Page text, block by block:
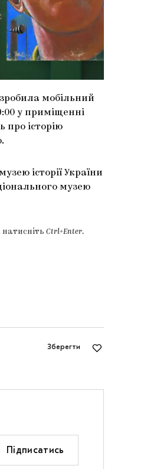
мобільний
у приміщенні
про історію
історії України
музею
Ctrl+Enter.
Зберегти
Підписатись